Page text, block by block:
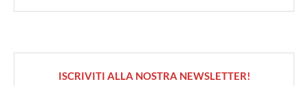
ISCRIVITI ALLA NOSTRA NEWSLETTER!